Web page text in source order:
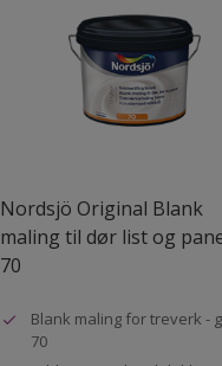
Nordsjö Original Blank
maling til dør list og
70
Blank maling for treverk -
70